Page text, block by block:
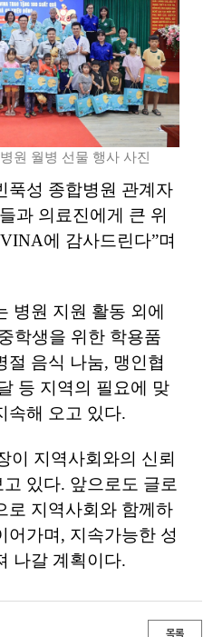
원 월병 선물 행사 사진
푹성 종합병원 관계자
과 의료진에게 큰 위
에 감사드린다”며
병원 지원 활동 외에
학생을 위한 학용품
절 음식 나눔, 맹인협
등 지역의 필요에 맞
속해 오고 있다.
이 지역사회와의 신뢰
고 있다. 앞으로도 글로
로 지역사회와 함께하
어가며, 지속가능한 성
나갈 계획이다.
목록